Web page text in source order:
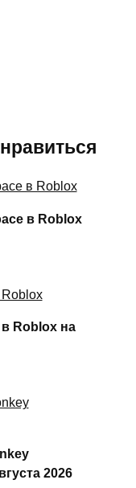
в Roblox
Roblox на
2026